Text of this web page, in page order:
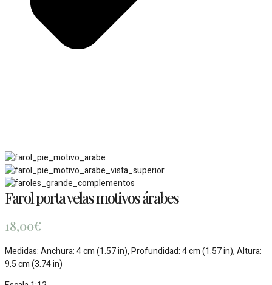
Farol porta velas motivos árabes
18,00€
Medidas: Anchura: 4 cm (1.57 in), Profundidad: 4 cm (1.57 in), Altura:
9,5 cm (3.74 in)